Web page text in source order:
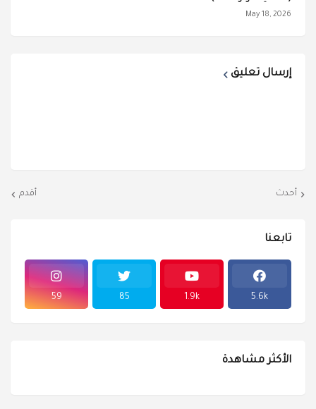
May 18, 2026
إرسال تعليق
أحدث أقدم
تابعنا
5.6k
1.9k
85
59
الأكثر مشاهدة